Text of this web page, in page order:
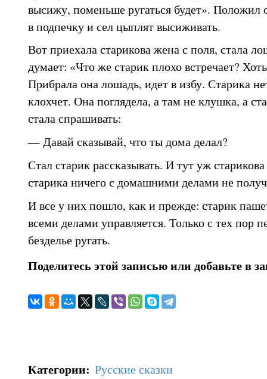
высижу, поменьше ругаться будет». Положил
в подпечку и сел цыплят высиживать.
Вот приехала старикова жена с поля, стала
думает: «Что же старик плохо встречает?
Прибрала она лошадь, идет в избу. Старика
клохчет. Она поглядела, а там не клушка, а
стала спрашивать:
— Давай сказывай, что ты дома делал?
Стал старик рассказывать. И тут уж
старика ничего с домашними делами не
И все у них пошло, как и прежде: старик
всеми делами управляется. Только с тех пор
безделье ругать.
Поделитесь этой записью или добавьте в
Категории: Русские сказки